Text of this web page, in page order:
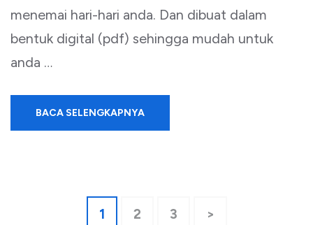
menemai hari-hari anda. Dan dibuat dalam
bentuk digital (pdf) sehingga mudah untuk
anda …
BACA SELENGKAPNYA
Halaman
1 Halaman
2 Halaman
3 >